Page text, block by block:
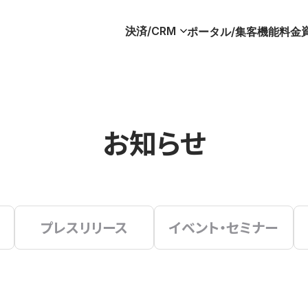
決済/CRM ポータル/集客機能料金
お知らせ
プレスリリース イベント・セミナー